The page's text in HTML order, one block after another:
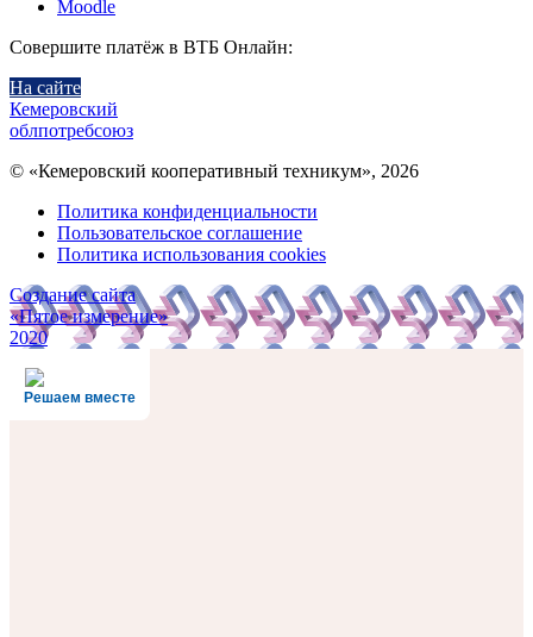
Moodle
Совершите платёж в ВТБ Онлайн:
На сайте
Кемеровский
облпотребсоюз
© «Кемеровский кооперативный техникум», 2026
Политика конфиденциальности
Пользовательское соглашение
Политика использования cookies
Создание сайта
«Пятое измерение»
2020
Решаем вместе